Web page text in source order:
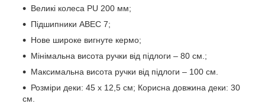
Великі колеса PU 200 мм;
Підшипники АВЕС 7;
Нове широке вигнуте кермо;
Мінімальна висота ручки від підлоги – 80 см.;
Максимальна висота ручки від підлоги – 100 см.
Розміри деки: 45 х 12,5 см; Корисна довжина деки: 30
см.